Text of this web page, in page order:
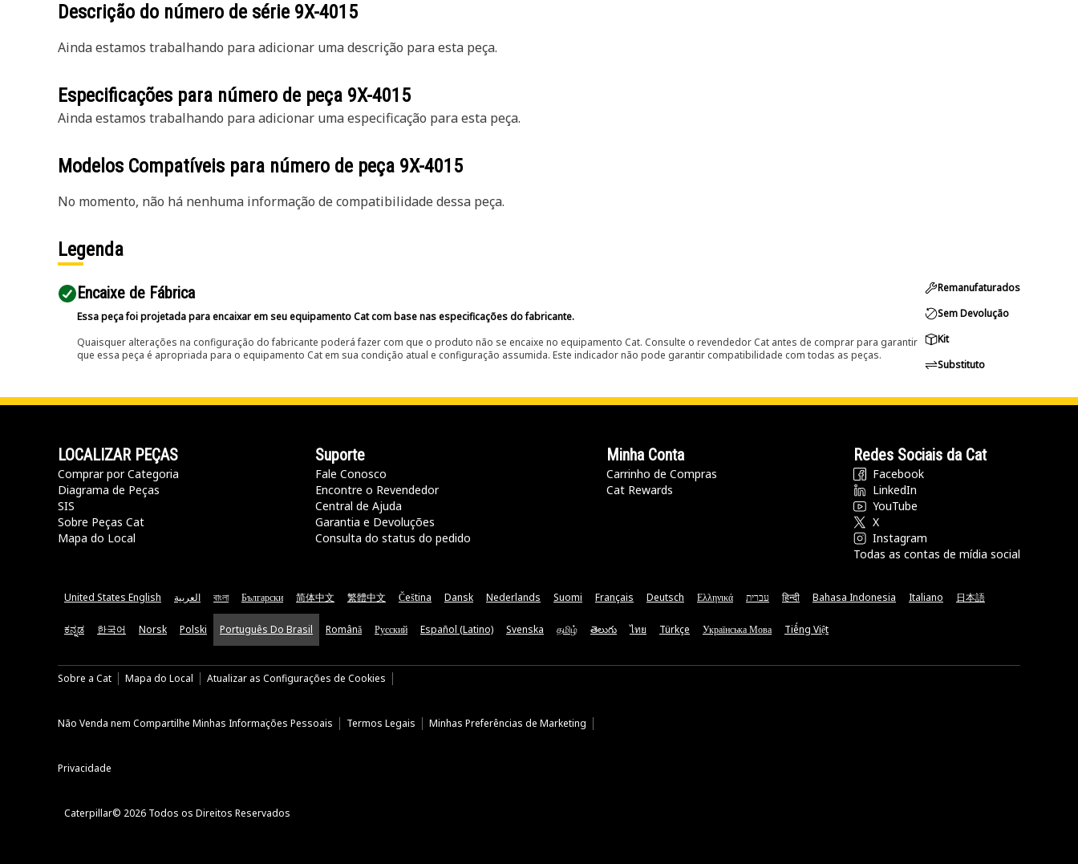
Descrição do número de série 9X-4015
Ainda estamos trabalhando para adicionar uma descrição para esta peça.
Especificações para número de peça 9X-4015
Ainda estamos trabalhando para adicionar uma especificação para esta peça.
Modelos Compatíveis para número de peça 9X-4015
No momento, não há nenhuma informação de compatibilidade dessa peça.
Legenda
Encaixe de Fábrica
Essa peça foi projetada para encaixar em seu equipamento Cat com base nas especificações do fabricante.
Quaisquer alterações na configuração do fabricante poderá fazer com que o produto não se encaixe no equipamento Cat. Consulte o revendedor Cat antes de comprar para garantir
que essa peça é apropriada para o equipamento Cat em sua condição atual e configuração assumida. Este indicador não pode garantir compatibilidade com todas as peças.
Remanufaturados
Sem Devolução
Kit
Substituto
LOCALIZAR PEÇAS
Comprar por Categoria
Diagrama de Peças
SIS
Sobre Peças Cat
Mapa do Local
Suporte
Fale Conosco
Encontre o Revendedor
Central de Ajuda
Garantia e Devoluções
Consulta do status do pedido
Minha Conta
Carrinho de Compras
Cat Rewards
Redes Sociais da Cat
Facebook
LinkedIn
YouTube
X
Instagram
Todas as contas de mídia social
United States English العربية বাংলা Български 简体中文 繁體中文 Čeština Dansk Nederlands Suomi Français Deutsch Ελληνικά עברית हिन्दी Bahasa Indonesia Italiano 日本語
ಕನ್ನಡ 한국어 Norsk Polski Português Do Brasil Română Русский Español (Latino) Svenska தமிழ் తెలుగు ไทย Türkçe Українська Мова Tiếng Việt
Sobre a Cat Mapa do Local Atualizar as Configurações de Cookies
Não Venda nem Compartilhe Minhas Informações Pessoais Termos Legais Minhas Preferências de Marketing
Privacidade
Caterpillar© 2026 Todos os Direitos Reservados